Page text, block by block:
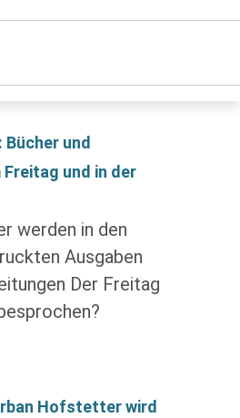
und
und in der
werden in den
Ausgaben
Der Freitag
Hofstetter wird